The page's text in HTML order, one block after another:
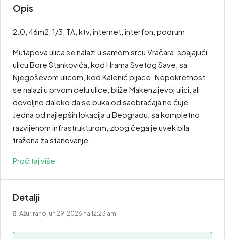
Opis
2.0, 46m2, 1/3, TA, ktv, internet, interfon, podrum
Mutapova ulica se nalazi u samom srcu Vračara, spajajući
ulicu Bore Stankovića, kod Hrama Svetog Save, sa
Njegoševom ulicom, kod Kalenić pijace. Nepokretnost
se nalazi u prvom delu ulice, bliže Makenzijevoj ulici, ali
dovoljno daleko da se buka od saobraćaja ne čuje.
Jedna od najlepših lokacija u Beogradu, sa kompletno
razvijenom infrastrukturom, zbog čega je uvek bila
tražena za stanovanje.
Pročitaj više
Detalji
Ažurirano jun 29, 2026 na 12:23 am